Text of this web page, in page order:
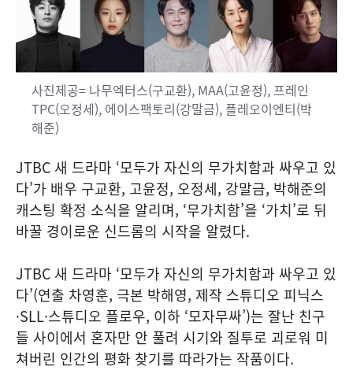
사진제공= 나무엑터스(구교환), MAA(고윤정), 프레인
TPC(오정세), 에이스팩토리(강말금), 플레오이엔티(박
해준)
JTBC 새 드라마 ‘모두가 자신의 무가치함과 싸우고 있
다’가 배우 구교환, 고윤정, 오정세, 강말금, 박해준의
캐스팅 확정 소식을 알리며, ‘무가치함’을 ‘가치’로 뒤
바꿀 경이로운 신드롬의 시작을 알렸다.
JTBC 새 드라마 ‘모두가 자신의 무가치함과 싸우고 있
다’(연출 차영훈, 극본 박해영, 제작 스튜디오 피닉스
·SLL·스튜디오 플로우, 이하 ‘모자무싸’)는 잘난 친구
들 사이에서 혼자만 안 풀려 시기와 질투로 괴로워 미
쳐버린 인간의 평화 찾기를 따라가는 작품이다.